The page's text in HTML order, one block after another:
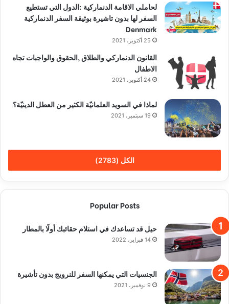
لحاملي الاقامة الدنماركية :الدول التي تستطيع
السفر لها بدون تاشيرة بوثيقة السفر الدنماركية
Denmark
25 أكتوبر، 2021
القانون الدنماركي والطلاق ,الحقوق والواجبات تجاه
الاطفال
24 أكتوبر، 2021
لماذا في السويد العلمانيّة الكثير من العطل الدينيّة؟
19 سبتمبر، 2021
الكل (2783)
Popular Posts
حيل قد تساعدك في استلام حقائبك أولًا بالمطار
14 فبراير، 2022
الجنسيات التي يمكنها السفر للنرويج بدون تأشيرة
9 نوفمبر، 2021